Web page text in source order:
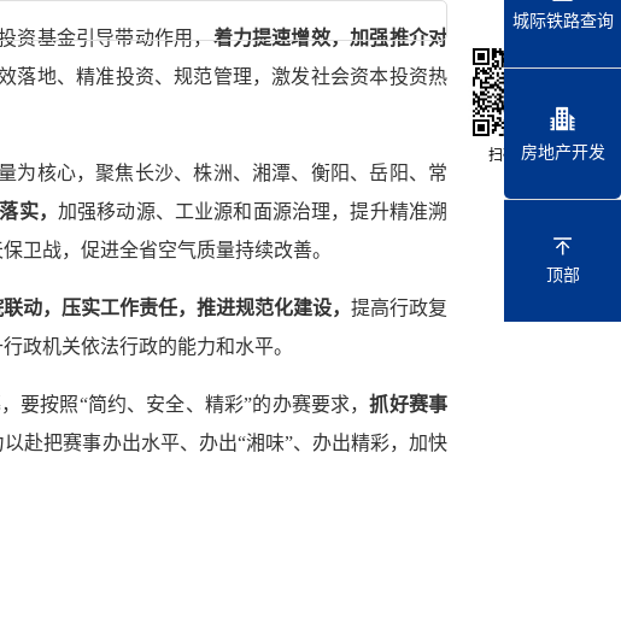
扫码关注
资基金引导带动作用，着力提速增效，加强推介对
落地、精准投资、规范管理，激发社会资本投资热
核心，聚焦长沙、株洲、湘潭、衡阳、岳阳、常
实， 加强移动源、工业源和面源治理，提升精准溯
卫战，促进全省空气质量持续改善。
动，压实工作责任，推进规范化建设， 提高行政复
政机关依法行政的能力和水平。
要按照“简约、安全、精彩”的办赛要求，抓好赛事
赴把赛事办出水平、办出“湘味”、办出精彩，加快
城际铁路查询
房地产开发
顶部